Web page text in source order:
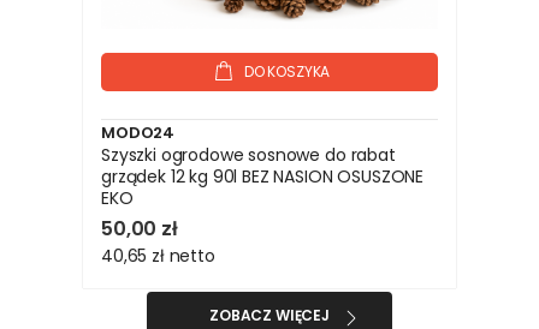
DO KOSZYKA
MODO24
Szyszki ogrodowe sosnowe do rabat
grządek 12 kg 90l BEZ NASION OSUSZONE
EKO
50,00 zł
40,65 zł netto
ZOBACZ WIĘCEJ